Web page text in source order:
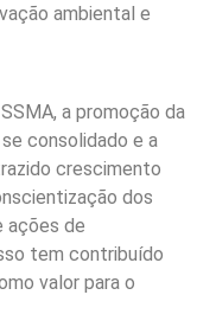
ambiental e
a promoção da
consolidado e a
crescimento
dos
ações de
tem contribuído
valor para o